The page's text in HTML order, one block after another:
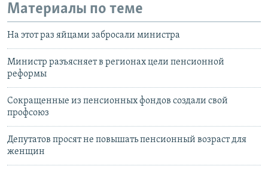
Материалы по теме
На этот раз яйцами забросали министра
Министр разъясняет в регионах цели пенсионной
реформы
Сокращенные из пенсионных фондов создали свой
профсоюз
Депутатов просят не повышать пенсионный возраст для
женщин